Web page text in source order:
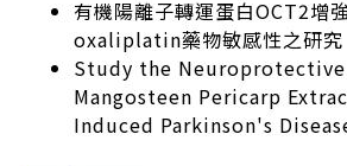
有機陽離子轉運蛋白OCT2增
oxaliplatin藥物敏感性之研究
Study the
Mangosteen Pericarp
Induced Parkinson's